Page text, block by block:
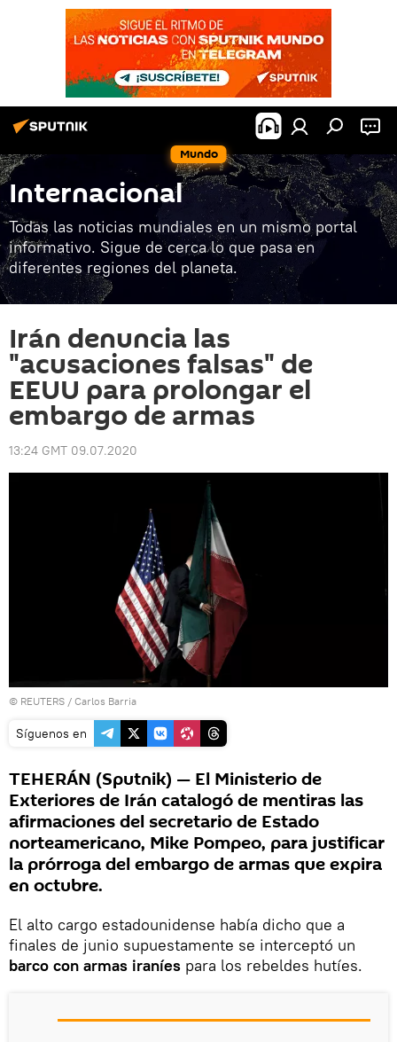
Mundo
Internacional
Todas las noticias mundiales en un mismo portal
informativo. Sigue de cerca lo que pasa en
diferentes regiones del planeta.
Irán denuncia las
"acusaciones falsas" de
EEUU para prolongar el
embargo de armas
13:24 GMT 09.07.2020
© REUTERS / Carlos Barria
Síguenos en
TEHERÁN (Sputnik) — El Ministerio de
Exteriores de Irán catalogó de mentiras las
afirmaciones del secretario de Estado
norteamericano, Mike Pompeo, para justificar
la prórroga del embargo de armas que expira
en octubre.
El alto cargo estadounidense había dicho que a
finales de junio supuestamente se interceptó un
barco con armas iraníes para los rebeldes hutíes.